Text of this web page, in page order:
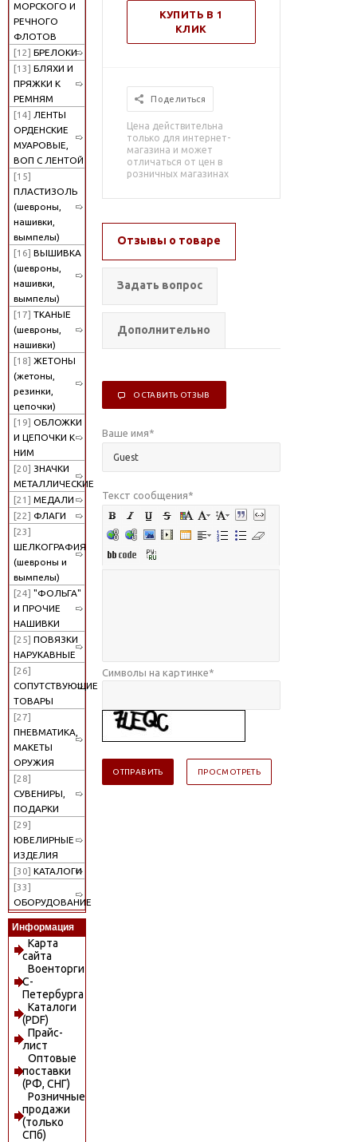
МОРСКОГО И
РЕЧНОГО
ФЛОТОВ
[12] БРЕЛОКИ
[13] БЛЯХИ И
ПРЯЖКИ К
РЕМНЯМ
[14] ЛЕНТЫ
ОРДЕНСКИЕ
МУАРОВЫЕ,
ВОП С ЛЕНТОЙ
[15]
ПЛАСТИЗОЛЬ
(шевроны,
нашивки,
вымпелы)
[16] ВЫШИВКА
(шевроны,
нашивки,
вымпелы)
[17] ТКАНЫЕ
(шевроны,
нашивки)
[18] ЖЕТОНЫ
(жетоны,
резинки,
цепочки)
[19] ОБЛОЖКИ
И ЦЕПОЧКИ К
НИМ
[20] ЗНАЧКИ
МЕТАЛЛИЧЕСКИЕ
[21] МЕДАЛИ
[22] ФЛАГИ
[23]
ШЕЛКОГРАФИЯ
(шевроны и
вымпелы)
[24] "ФОЛЬГА"
И ПРОЧИЕ
НАШИВКИ
[25] ПОВЯЗКИ
НАРУКАВНЫЕ
[26]
СОПУТСТВУЮЩИЕ
ТОВАРЫ
[27]
ПНЕВМАТИКА,
МАКЕТЫ
ОРУЖИЯ
[28]
СУВЕНИРЫ,
ПОДАРКИ
[29]
ЮВЕЛИРНЫЕ
ИЗДЕЛИЯ
[30] КАТАЛОГИ
[33]
ОБОРУДОВАНИЕ
Информация
Карта
сайта
Военторги
С-
Петербурга
Каталоги
(PDF)
Прайс-
лист
Оптовые
поставки
(РФ, СНГ)
Розничные
продажи
(только
СПб)
КУПИТЬ В 1
КЛИК
Поделиться
Цена действительна
только для интернет-
магазина и может
отличаться от цен в
розничных магазинах
Отзывы о товаре
Задать вопрос
Дополнительно
ОСТАВИТЬ ОТЗЫВ
Ваше имя*
Текст сообщения*
Символы на картинке*